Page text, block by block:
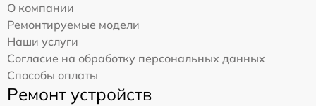
О компании
Ремонтируемые модели
Наши услуги
Согласие на обработку персональных данных
Способы оплаты
Ремонт устройств